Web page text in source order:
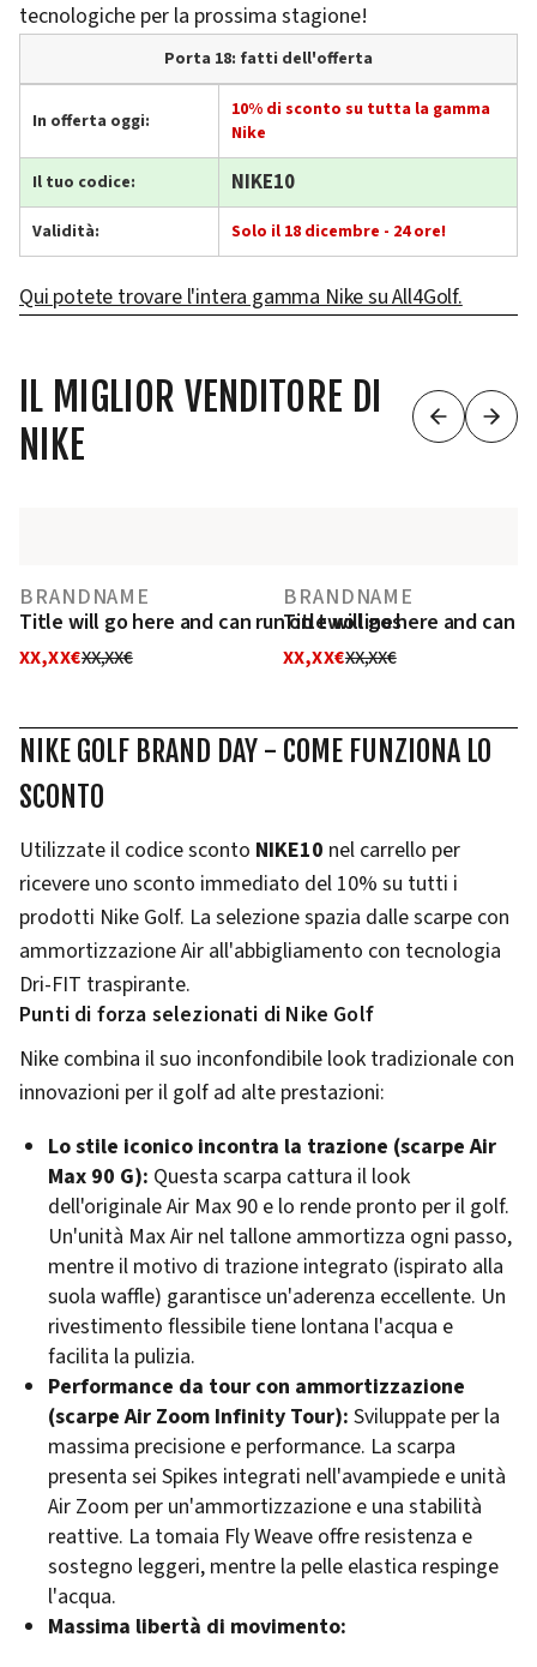
tecnologiche per la prossima stagione!
Porta 18: fatti dell'offerta
In offerta oggi:
10% di sconto su tutta la gamma
Nike
Il tuo codice: NIKE10
Validità: Solo il 18 dicembre - 24 ore!
Qui potete trovare l'intera gamma Nike su All4Golf.
IL MIGLIOR VENDITORE DI
NIKE
BRANDNAME
Title will go here and can run on two lines
XX,XX€XX,XX€
BRANDNAME
Title will go here and can
XX,XX€XX,XX€
NIKE GOLF BRAND DAY - COME FUNZIONA LO
SCONTO
Utilizzate il codice sconto NIKE10 nel carrello per
ricevere uno sconto immediato del 10% su tutti i
prodotti Nike Golf. La selezione spazia dalle scarpe con
ammortizzazione Air all'abbigliamento con tecnologia
Dri-FIT traspirante.
Punti di forza selezionati di Nike Golf
Nike combina il suo inconfondibile look tradizionale con
innovazioni per il golf ad alte prestazioni:
Lo stile iconico incontra la trazione (scarpe Air
Max 90 G): Questa scarpa cattura il look
dell'originale Air Max 90 e lo rende pronto per il golf.
Un'unità Max Air nel tallone ammortizza ogni passo,
mentre il motivo di trazione integrato (ispirato alla
suola waffle) garantisce un'aderenza eccellente. Un
rivestimento flessibile tiene lontana l'acqua e
facilita la pulizia.
Performance da tour con ammortizzazione
(scarpe Air Zoom Infinity Tour): Sviluppate per la
massima precisione e performance. La scarpa
presenta sei Spikes integrati nell'avampiede e unità
Air Zoom per un'ammortizzazione e una stabilità
reattive. La tomaia Fly Weave offre resistenza e
sostegno leggeri, mentre la pelle elastica respinge
l'acqua.
Massima libertà di movimento: